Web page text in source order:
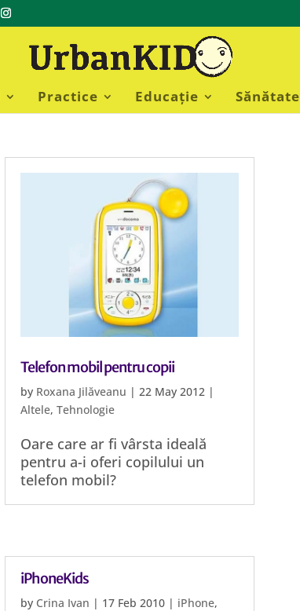
Practice Educație Sănătate
Telefon mobil pentru copii
by Roxana Jilăveanu | 22 May 2012|
Altele, Tehnologie
Oare care ar fi vârsta ideală
pentru a-i oferi copilului un
telefon mobil?
iPhoneKids
by Crina Ivan | 17 Feb 2010| iPhone,